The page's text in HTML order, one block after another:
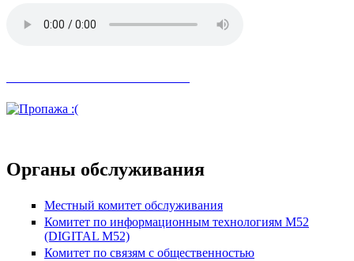
Органы обслуживания
Местный комитет обслуживания
Комитет по информационным технологиям М52
(DIGITAL M52)
Комитет по связям с общественностью